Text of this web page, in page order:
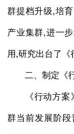
群提档升级,培
产业集群,进一
用,研究出台了《
二、制定《行
《行动方案》
群当前发展阶